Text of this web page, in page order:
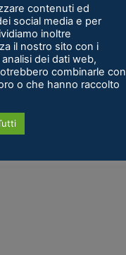
contenuti ed
social media e per
inoltre
il nostro sito con i
dei dati web,
combinarle con
o che hanno raccolto